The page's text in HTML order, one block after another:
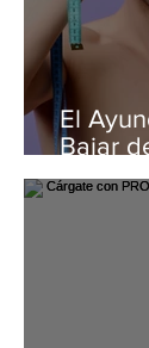
El
Bajar
Debes